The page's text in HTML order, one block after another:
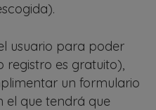
usuario para poder
registro es gratuito),
un formulario
el que tendrá que